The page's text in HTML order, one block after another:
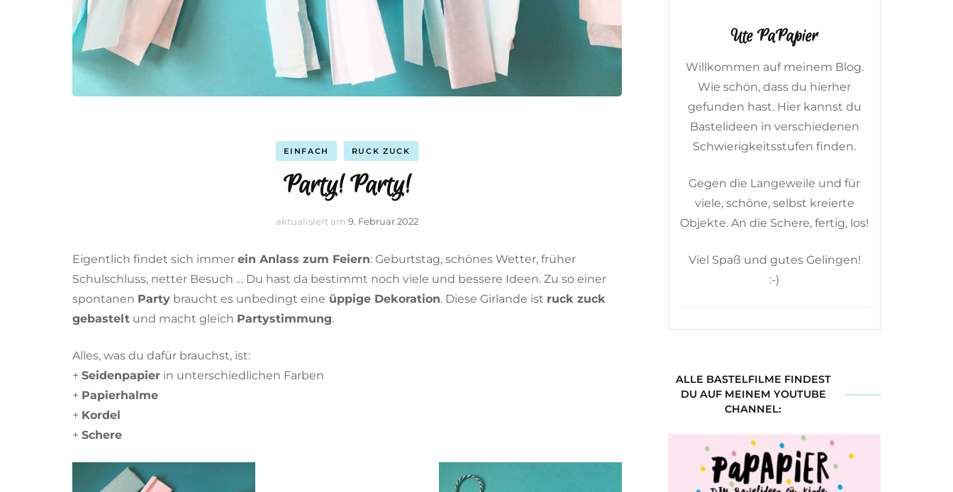
EINFACH RUCK ZUCK
Party! Party!
aktualisiert am 9. Februar 2022
Eigentlich findet sich immer ein Anlass zum Feiern: Geburtstag, schönes Wetter, früher
Schulschluss, netter Besuch … Du hast da bestimmt noch viele und bessere Ideen. Zu so einer
spontanen Party braucht es unbedingt eine üppige Dekoration. Diese Girlande ist ruck zuck
gebastelt und macht gleich Partystimmung.
Alles, was du dafür brauchst, ist:
+ Seidenpapier in unterschiedlichen Farben
+ Papierhalme
+ Kordel
+ Schere
Ute PaPapier
Willkommen auf meinem Blog.
Wie schön, dass du hierher
gefunden hast. Hier kannst du
Bastelideen in verschiedenen
Schwierigkeitsstufen finden.
Gegen die Langeweile und für
viele, schöne, selbst kreierte
Objekte. An die Schere, fertig, los!
Viel Spaß und gutes Gelingen!
:-)
ALLE BASTELFILME FINDEST
DU AUF MEINEM YOUTUBE
CHANNEL: